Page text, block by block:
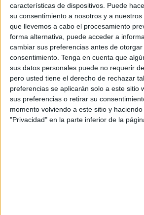
características de dispositivos. Puede
su consentimiento a nosotros y a
que llevemos a cabo el procesamiento
forma alternativa, puede acceder a
cambiar sus preferencias antes de
consentimiento. Tenga en cuenta que
sus datos personales puede no requerir
pero usted tiene el derecho de rechazar
preferencias se aplicarán solo a este sitio
sus preferencias o retirar su
momento volviendo a este sitio y
"Privacidad" en la parte inferior de la
su cartera de realizadores en España con la
trabajará en exclusiva con esta empresa. A lo largo de
ha trabajado para marcas como Amnistía Internacional,
Extremadura.
A nivel internacional la productora ha empezado a
realizador de origen francés especializado en el mundo
profesional se suma a Brent Bonascorso y Reuben
directores internacionales que la firma representa en el